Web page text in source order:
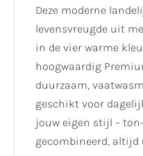
Deze moderne
levensvreugde uit
in de vier warme
hoogwaardig
duurzaam,
geschikt voor
jouw eigen stijl –
gecombineerd,